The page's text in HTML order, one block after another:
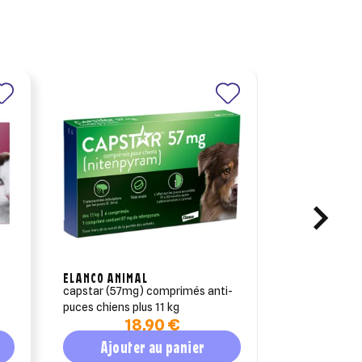
ELANCO ANIMAL
capstar (57mg) comprimés anti-
puces chiens plus 11 kg
18,90 €
Ajouter au panier